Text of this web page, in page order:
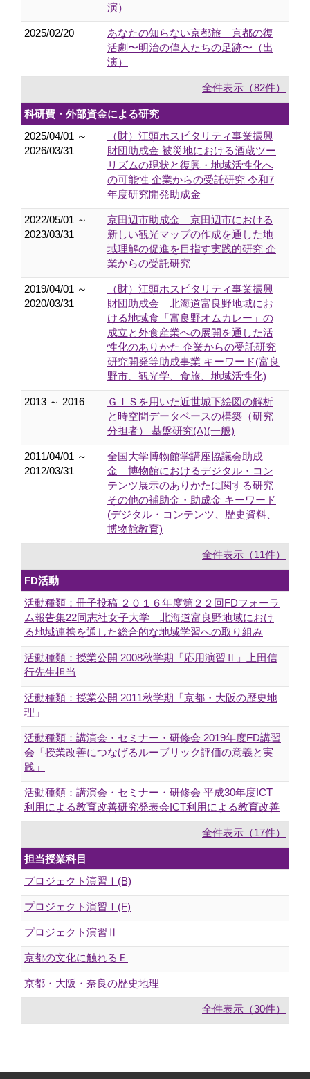
演）
2025/02/20
あなたの知らない京都旅 京都の復
活劇〜明治の偉人たちの足跡〜（出
演）
全件表示（82件）
科研費・外部資金による研究
2025/04/01 ～
2026/03/31
（財）江頭ホスピタリティ事業振興
財団助成金 被災地における酒蔵ツー
リズムの現状と復興・地域活性化へ
の可能性 企業からの受託研究 令和7
年度研究開発助成金
2022/05/01 ～
2023/03/31
京田辺市助成金 京田辺市における
新しい観光マップの作成を通した地
域理解の促進を目指す実践的研究 企
業からの受託研究
2019/04/01 ～
2020/03/31
（財）江頭ホスピタリティ事業振興
財団助成金 北海道富良野地域にお
ける地域食「富良野オムカレー」の
成立と外食産業への展開を通した活
性化のありかた 企業からの受託研究
研究開発等助成事業 キーワード(富良
野市、観光学、食旅、地域活性化)
2013 ～ 2016
ＧＩＳを用いた近世城下絵図の解析
と時空間データベースの構築（研究
分担者） 基盤研究(A)(一般)
2011/04/01 ～
2012/03/31
全国大学博物館学講座協議会助成
金 博物館におけるデジタル・コン
テンツ展示のありかたに関する研究
その他の補助金・助成金 キーワード
(デジタル・コンテンツ、歴史資料、
博物館教育)
全件表示（11件）
FD活動
活動種類：冊子投稿 ２０１６年度第２２回FDフォーラ
ム報告集22同志社女子大学 北海道富良野地域におけ
る地域連携を通した総合的な地域学習への取り組み
活動種類：授業公開 2008秋学期「応用演習Ⅱ」上田信
行先生担当
活動種類：授業公開 2011秋学期「京都・大阪の歴史地
理」
活動種類：講演会・セミナー・研修会 2019年度FD講習
会「授業改善につなげるルーブリック評価の意義と実
践」
活動種類：講演会・セミナー・研修会 平成30年度ICT
利用による教育改善研究発表会ICT利用による教育改善
全件表示（17件）
担当授業科目
プロジェクト演習Ⅰ(B)
プロジェクト演習Ⅰ(F)
プロジェクト演習Ⅱ
京都の文化に触れるＥ
京都・大阪・奈良の歴史地理
全件表示（30件）